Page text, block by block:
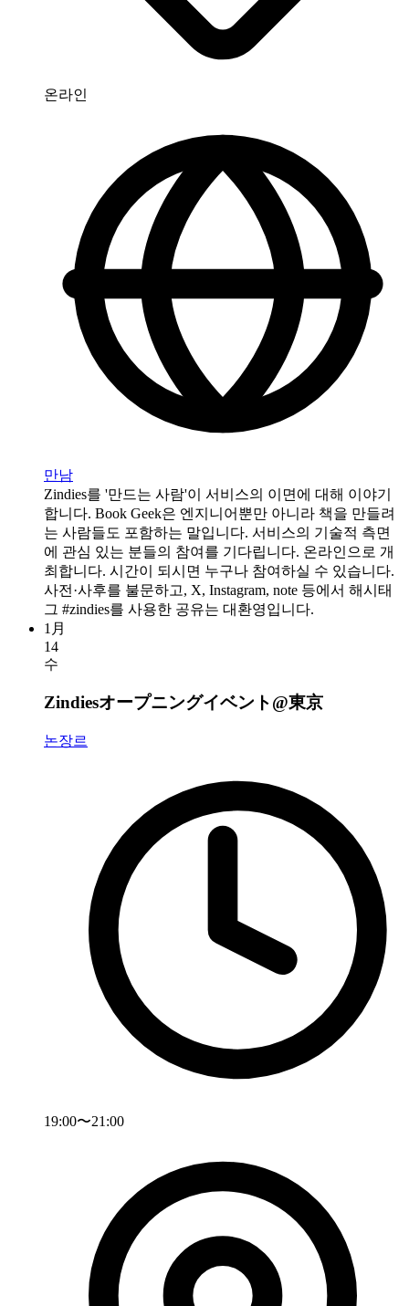
온라인
만남
Zindies를 '만드는 사람'이 서비스의 이면에 대해 이야기
합니다. Book Geek은 엔지니어뿐만 아니라 책을 만들려
는 사람들도 포함하는 말입니다. 서비스의 기술적 측면
에 관심 있는 분들의 참여를 기다립니다. 온라인으로 개
최합니다. 시간이 되시면 누구나 참여하실 수 있습니다.
사전·사후를 불문하고, X, Instagram, note 등에서 해시태
그 #zindies를 사용한 공유는 대환영입니다.
1月
14
수
Zindiesオープニングイベント@東京
논장르
19:00〜21:00